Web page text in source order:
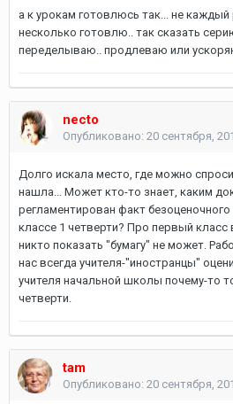
а к урокам готовлюсь так... не каждый
несколько готовлю.. так сказать
переделываю.. продлеваю или
necto
Опубликовано: 20 сентября,
Долго искала место, где можно
нашла... Может кто-то знает, каким
регламентирован факт
классе 1 четверти? Про первый класс
никто показать "бумагу" не может.
нас всегда учителя-"иностранцы"
учителя начальной школы почему-то
четверти.
tam
Опубликовано: 20 сентября,